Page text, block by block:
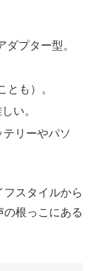
プター型。
とも）。
い。
リーやパソ
スタイルから
根っこにある